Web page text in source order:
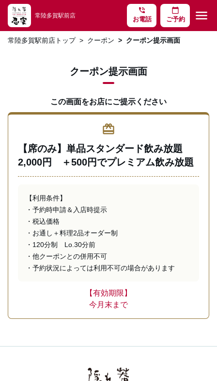
phone_in_talk
お電話
calendar_today
ご予約 menu
常陸多賀駅前店
常陸多賀駅前店トップ クーポン クーポン提示画面
クーポン提示画面
この画面をお店にご提示ください
redeem
【席のみ】単品スタンダード飲み放題
2,000円 ＋500円でプレミアム飲み放題
【利用条件】
・予約時申請＆入店時提示
・税込価格
・お通し＋料理2品オーダー制
・120分制　Lo.30分前
・他クーポンとの併用不可
・予約状況によっては利用不可の場合があります
【有効期限】
今月末まで